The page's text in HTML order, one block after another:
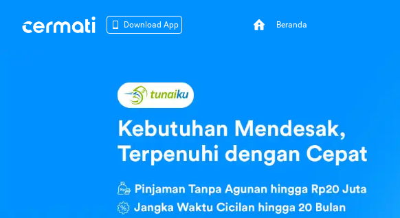
Download App Beranda